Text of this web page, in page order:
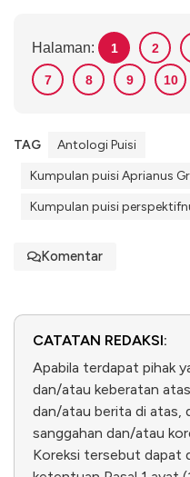
Halaman: 1 2
7 8 9 10
TAG
Antologi Puisi
Kumpulan puisi Aprianus
Kumpulan puisi
Komentar
CATATAN REDAKSI:
Apabila terdapat pihak
dan/atau keberatan
dan/atau berita di atas,
sanggahan dan/atau
Koreksi tersebut dapat